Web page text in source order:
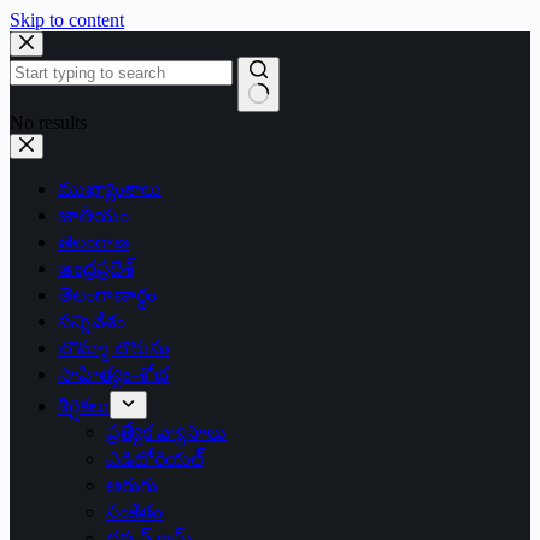
Skip to content
No results
ముఖ్యాంశాలు
జాతీయం
తెలంగాణ
ఆంధ్రప్రదేశ్
తెలంగాణార్థం
సన్నివేశం
బొమ్మా బొరుసు
సాహిత్యం-శోభ
శీర్షికలు
ప్రత్యేక వ్యాసాలు
ఎడిటోరియల్
అరుగు
సంకేతం